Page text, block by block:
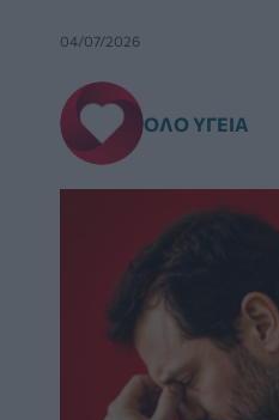
04/07/2026
ΌΛΟ ΥΓΕΊΑ